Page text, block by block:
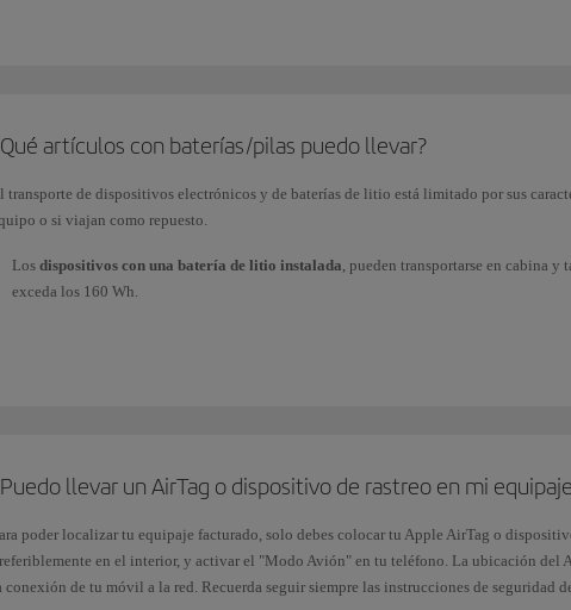
Conector USB para cargar, escuchar y visualizar tus propios contenidos.
Clase Turista
artículos con baterías/pilas puedo llevar?
transporte de dispositivos electrónicos y de baterías de litio está limitado por sus
o si viajan como repuesto.
Los dispositivos con una batería de litio instalada, pueden transportarse en cabina y
exceda los 160 Wh.
desconectarla, así como cualquier aplicación, alarma o configuraciones que puedan
cualquier momento del vuelo.
Utiliza el embalaje original, protege los terminales o utiliza bolsas de plástico
llevar un AirTag o dispositivo de rastreo en mi
poder localizar tu equipaje facturado, solo debes colocar tu Apple AirTag o
en el interior, y activar el "Modo Avión" en tu teléfono. La ubicación del
conexión de tu móvil a la red. Recuerda seguir siempre las instrucciones de seguridad